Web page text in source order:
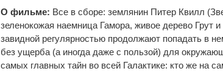
О фильме: Все в сборе: землянин Питер Квилл
зеленокожая наемница Гамора, живое дерево Грут
завидной регулярностью продолжают попадать в
без ущерба (а иногда даже с пользой) для
самых главных тайн во всей Галактике: кто же на